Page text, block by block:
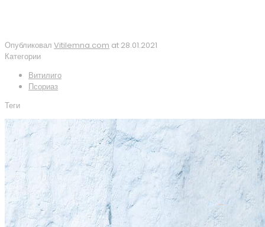
Опубликовал Vitilemna.com at 28.01.2021
Категории
Витилиго
Псориаз
Теги